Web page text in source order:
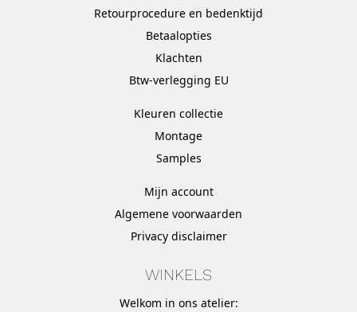
Retourprocedure en bedenktijd
Betaalopties
Klachten
Btw-verlegging EU
Kleuren collectie
Montage
Samples
Mijn account
Algemene voorwaarden
Privacy disclaimer
WINKELS
Welkom in ons atelier: